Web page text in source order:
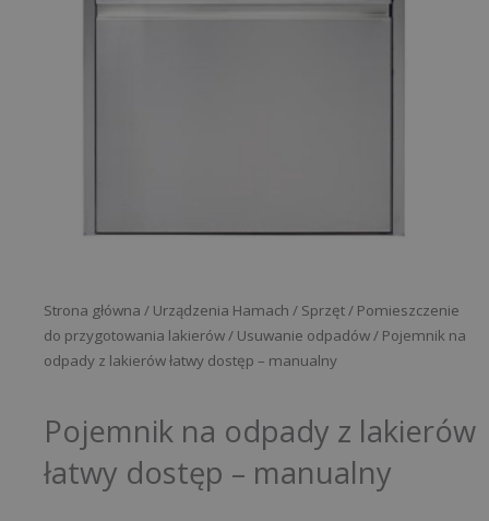
Strona główna / Urządzenia Hamach / Sprzęt/ Pomieszczenie
do przygotowania lakierów/ Usuwanie odpadów/ Pojemnik na
odpady z lakierów łatwy dostęp – manualny
Pojemnik na odpady z lakierów
łatwy dostęp – manualny